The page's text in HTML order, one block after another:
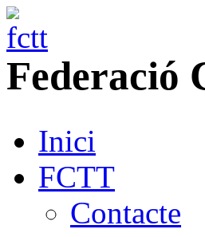
Federació
Inici
FCTT
Contacte